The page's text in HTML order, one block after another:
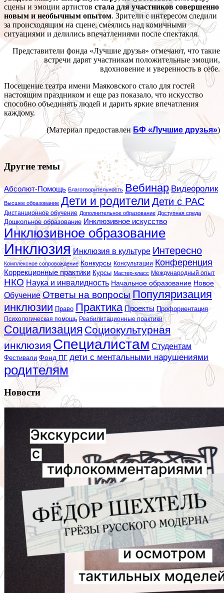
сцены и эмоции артистов стала для участников совершенно
новым и необычным опытом. Зрители с интересом следили
за происходящим на сцене, смеялись над комичными
ситуациями и делились впечатлениями после спектакля.
Представители фонда «Лучшие друзья» отмечают, что такие
встречи дарят участникам положительные эмоции,
вдохновение и уверенность в себе.
Посещение театра имени Маяковского стало для гостей
настоящим праздником и еще раз показало, что искусство
способно объединять людей и дарить яркие впечатления
каждому.
(Материал предоставлен БФ «Лучшие друзья»)
Другие темы
Абсолют-Помощь Благотворительность Вебинар Видеоролик
Высшее образование Дети и родители Дети с РАС
Дистанционное обучение Дополнительное образование Доступная среда
Дошкольное образование Инклюзивное искусство
Инклюзивное образование
Инклюзия Инклюзия в культуре Интересно
Комплексное сопровождение Конкурсы Консультации Конференция
Коррекционные практики Курсы Мастер-класс Международный опыт
НКО Наука и инвалидность Начальное образование Новое
Обучение Ответы на вопросы Популяризация
инклюзии Право Практика Проекты Профориентация
Психологическая помощь Реабилитационные практики
Социализация Социокультурная
инклюзия Специалистам Студентам
Фестивали Фонд ПГ дети с ментальными нарушениями
родителям
Новости